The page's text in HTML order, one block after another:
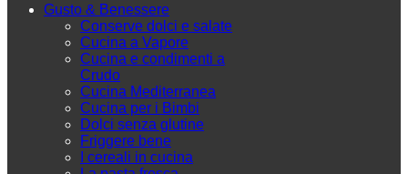
Gusto & Benessere
Conserve dolci e salate
Cucina a Vapore
Cucina e condimenti a
Crudo
Cucina Mediterranea
Cucina per i Bimbi
Dolci senza glutine
Friggere bene
I cereali in cucina